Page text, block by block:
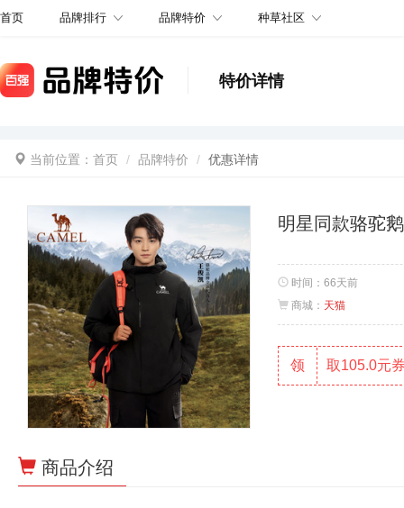
首页 品牌排行 品牌特价 种草社区
特价详情
当前位置： 首页 品牌特价 优惠详情
明星同款骆驼
时间： 66天前
商城： 天猫
领 取105.0元
商品介绍